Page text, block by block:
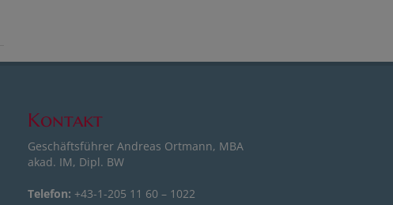
Kontakt
Geschäftsführer Andreas Ortmann, MBA
akad. IM, Dipl. BW
Telefon: +43-1-205 11 60 – 1022